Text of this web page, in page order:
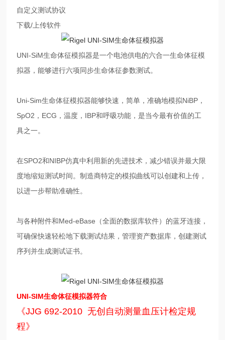
自定义测试协议
下载/上传软件
UNI-SiM生命体征模拟器是一个电池供电的六合一生命体征模
拟器，能够进行六项同步生命体征参数测试。
Uni-Sim生命体征模拟器能够快速，简单，准确地模拟NiBP，
SpO2，ECG，温度，IBP和呼吸功能，是当今最有价值的工
具之一。
在SPO2和NIBP仿真中利用新的先进技术，减少错误并最大限
度地缩短测试时间。制造商特定的模拟曲线可以创建和上传，
以进一步帮助准确性。
与各种附件和Med-eBase（全面的数据库软件）的蓝牙连接，
可确保快速轻松地下载测试结果，管理资产数据库，创建测试
序列并生成测试证书。
UNI-SIM生命体征模拟器符合
《JJG 692-2010 无创自动测量血压计检定规
程》